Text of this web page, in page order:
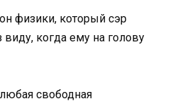
физики, который сэр
когда ему на голову
свободная